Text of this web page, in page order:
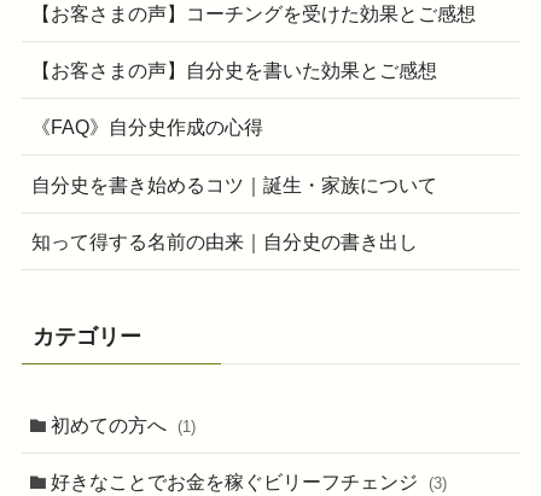
【お客さまの声】コーチングを受けた効果とご感想
【お客さまの声】自分史を書いた効果とご感想
《FAQ》自分史作成の心得
自分史を書き始めるコツ｜誕生・家族について
知って得する名前の由来｜自分史の書き出し
カテゴリー
初めての方へ (1)
好きなことでお金を稼ぐビリーフチェンジ (3)